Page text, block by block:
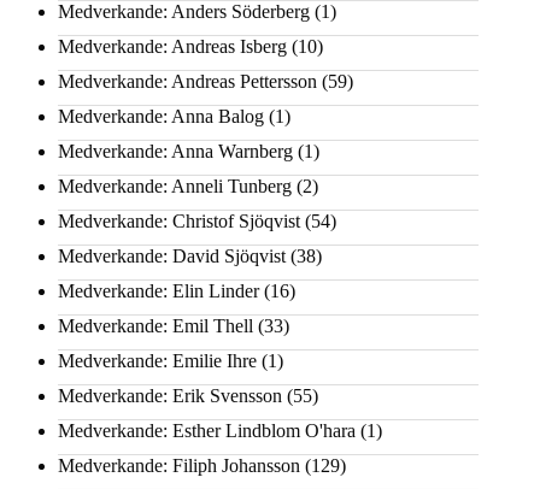
Medverkande: Anders Söderberg (1)
Medverkande: Andreas Isberg (10)
Medverkande: Andreas Pettersson (59)
Medverkande: Anna Balog (1)
Medverkande: Anna Warnberg (1)
Medverkande: Anneli Tunberg (2)
Medverkande: Christof Sjöqvist (54)
Medverkande: David Sjöqvist (38)
Medverkande: Elin Linder(16)
Medverkande: Emil Thell (33)
Medverkande: Emilie Ihre (1)
Medverkande: Erik Svensson (55)
Medverkande: Esther Lindblom O'hara (1)
Medverkande: Filiph Johansson (129)